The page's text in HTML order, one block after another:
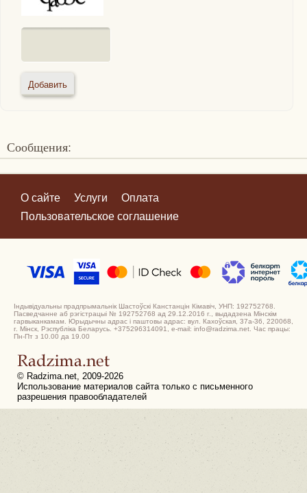
Сообщения:
О сайте Услуги
Оплата
Пользовательское соглашение
Індывідуальны прадпрымальнік Шастоўскі Канстанцін Кімавіч, УНП: 192752768.
Пасведчанне аб рэгістрацыі № 192752768 ад 29.12.2016 г., выдадзена Мінскім
гарвыканкамам. Юрыдычны адрас і паштовы адрас: вул. Кахоўская, 37а-36, 220068,
г. Мінск, Рэспубліка Беларусь. +375296314091, e-mail: info@radzima.net. Час працы:
Пн-Пт з 10.00 да 19.00
© Radzima.net, 2009-2026
Использование материалов сайта только с письменного
разрешения правообладателей